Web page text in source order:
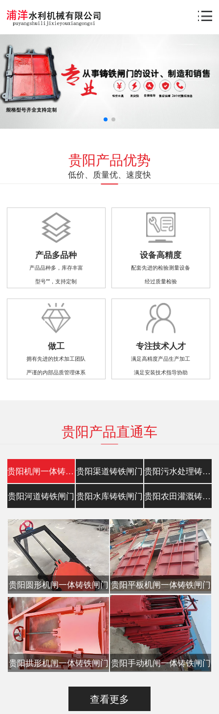
贵阳产品优势
低价、质量优、速度快
产品多品种
产品品种多，库存丰富
型号**，支持定制
设备高精度
配套先进的检验测量设备
经过质量检验
做工
拥有先进的技术加工团队
严谨的内部品质管理体系
专注技术人才
满足高精度产品生产加工
满足安装技术指导协助
贵阳产品直通车
贵阳机闸一体铸铁闸门 贵阳渠道铸铁闸门 贵阳污水处理铸铁镶铜闸门
贵阳河道铸铁闸门 贵阳水库铸铁闸门 贵阳农田灌溉铸铁闸门
贵阳圆形机闸一体铸铁闸门 贵阳平板机闸一体铸铁闸门
贵阳拱形机闸一体铸铁闸门 贵阳手动机闸一体铸铁闸门
查看更多